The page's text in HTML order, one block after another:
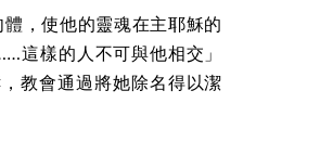
，使他的靈魂在主耶穌的
這樣的人不可與他相交」
教會通過將她除名得以潔